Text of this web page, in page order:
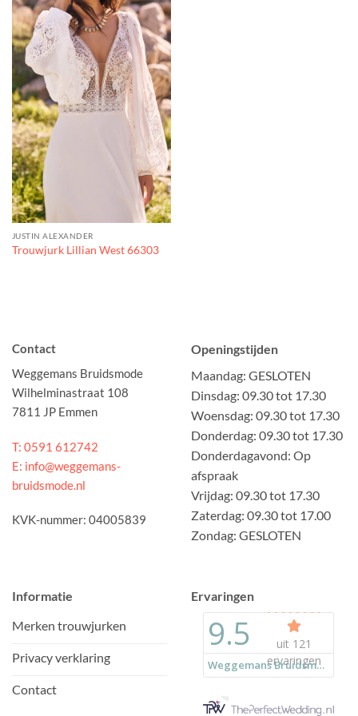
JUSTIN ALEXANDER
Trouwjurk Lillian West 66303
Contact
Weggemans Bruidsmode
Wilhelminastraat 108
7811 JP Emmen
T: 0591 612742
E: info@weggemans-
bruidsmode.nl
KVK-nummer: 04005839
Openingstijden
Maandag: GESLOTEN
Dinsdag: 09.30 tot 17.30
Woensdag: 09.30 tot 17.30
Donderdag: 09.30 tot 17.30
Donderdagavond: Op
afspraak
Vrijdag: 09.30 tot 17.30
Zaterdag: 09.30 tot 17.00
Zondag: GESLOTEN
Informatie
Merken trouwjurken
Privacy verklaring
Contact
Ervaringen